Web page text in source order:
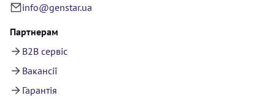
info@genstar.ua
Партнерам
B2B сервіс
Вакансії
Гарантія